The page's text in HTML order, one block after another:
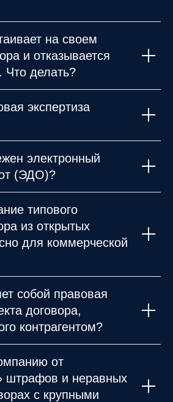
на своем
и отказывается
Что делать?
экспертиза
электронный
(ЭДО)?
типового
из открытых
для коммерческой
собой правовая
договора,
контрагентом?
от
штрафов и неравных
с крупными